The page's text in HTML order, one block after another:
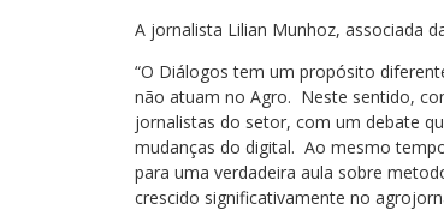
A jornalista Lilian Munhoz, associada
“O Diálogos tem um propósito
não atuam no Agro. Neste sentido,
jornalistas do setor, com um debate
mudanças do digital. Ao mesmo
para uma verdadeira aula sobre
crescido significativamente no